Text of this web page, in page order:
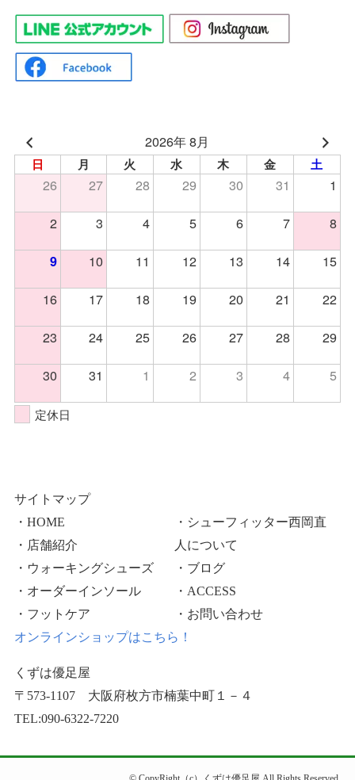
2026年 8月
日 月 火 水 木 金 土
26 27 28 29 30 31
1
2
3 4 5 6 7 8
9 10 11 12 13 14
15
16
17 18 19 20 21
22
23
24 25 26 27 28
29
30
31 1 2 3 4 5
定休日
サイトマップ
・HOME
・店舗紹介
・ウォーキングシューズ
・オーダーインソール
・フットケア
・シューフィッター西岡直
人について
・ブログ
・ACCESS
・お問い合わせ
オンラインショップはこちら！
くずは優足屋
〒573-1107 大阪府枚方市楠葉中町１－４
TEL:090-6322-7220